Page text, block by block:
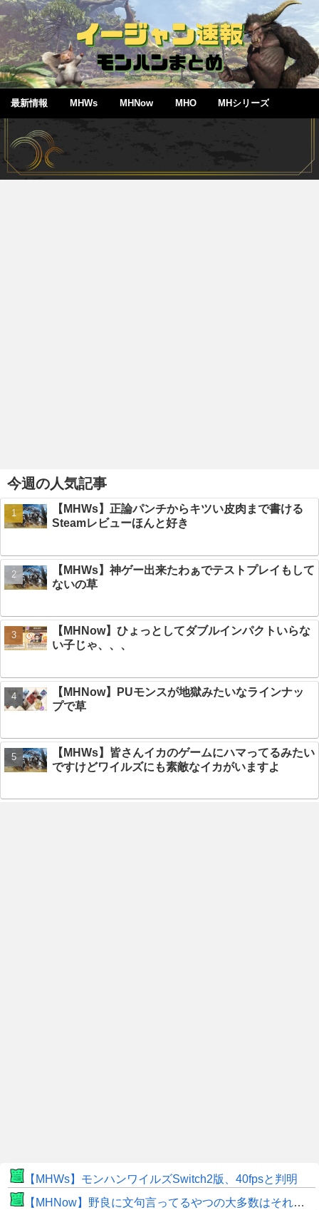
最新情報 MHWs MHNow MHO MHシリーズ
今週の人気記事
【MHWs】正論パンチからキツい皮肉まで書ける
Steamレビューほんと好き
【MHWs】神ゲー出来たわぁでテストプレイもして
ないの草
【MHNow】ひょっとしてダブルインパクトいらな
い子じゃ、、、
【MHNow】PUモンスが地獄みたいなラインナッ
プで草
【MHWs】皆さんイカのゲームにハマってるみたい
ですけどワイルズにも素敵なイカがいますよ
【MHWs】モンハンワイルズSwitch2版、40fpsと判明
【MHNow】野良に文句言ってるやつの大多数はそれしてないだけの雑魚だから聞く耳持つだけムダよ